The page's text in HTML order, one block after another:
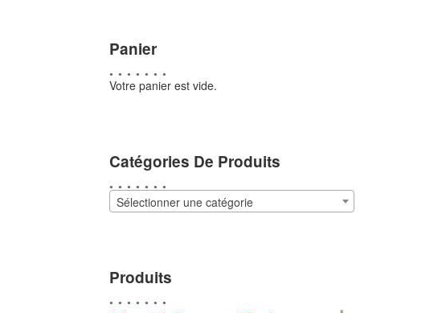
Panier
Votre panier est vide.
Catégories De Produits
Sélectionner une catégorie
Produits